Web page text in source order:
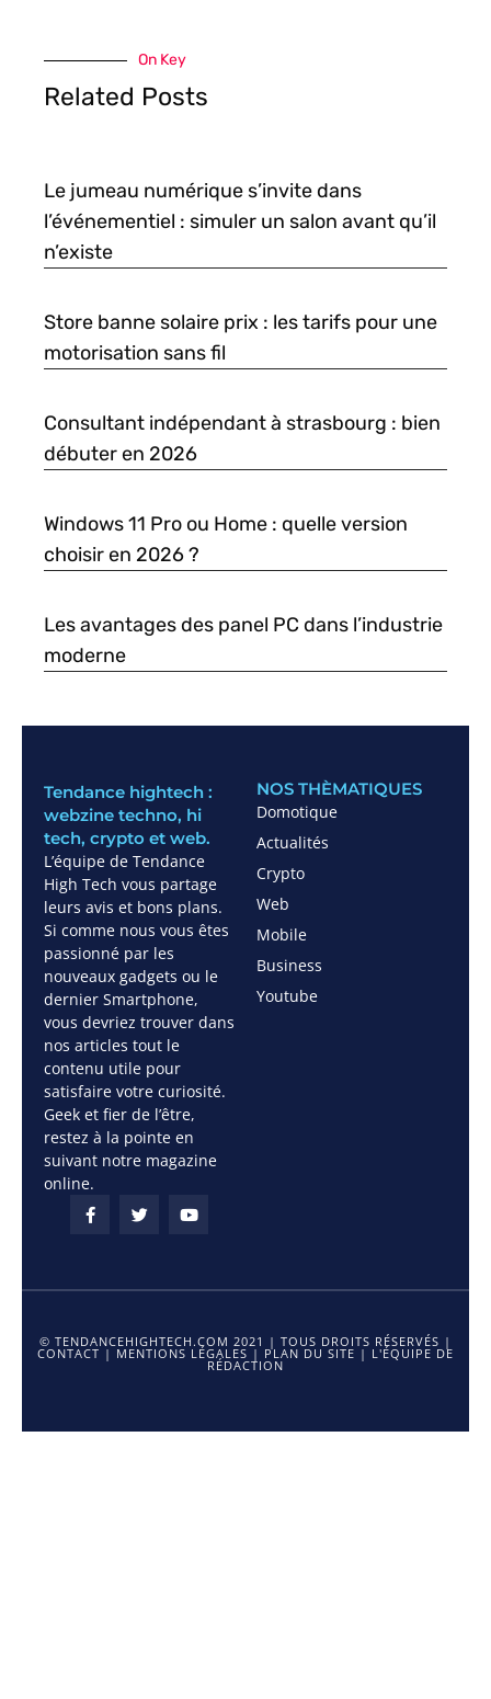
On Key
Related Posts
Le jumeau numérique s’invite dans
l’événementiel : simuler un salon avant qu’il
n’existe
Store banne solaire prix : les tarifs pour une
motorisation sans fil
Consultant indépendant à strasbourg : bien
débuter en 2026
Windows 11 Pro ou Home : quelle version
choisir en 2026 ?
Les avantages des panel PC dans l’industrie
moderne
Tendance hightech :
webzine techno, hi
tech, crypto et web.
L’équipe de Tendance
High Tech vous partage
leurs avis et bons plans.
Si comme nous vous êtes
passionné par les
nouveaux gadgets ou le
dernier Smartphone,
vous devriez trouver dans
nos articles tout le
contenu utile pour
satisfaire votre curiosité.
Geek et fier de l’être,
restez à la pointe en
suivant notre magazine
online.
NOS THÈMATIQUES
Domotique
Actualités
Crypto
Web
Mobile
Business
Youtube
© TENDANCEHIGHTECH.COM 2021 | TOUS DROITS RÉSERVÉS |
CONTACT | MENTIONS LÉGALES | PLAN DU SITE | L'ÉQUIPE DE
RÉDACTION